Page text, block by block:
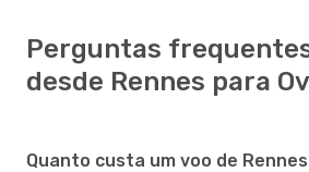
Perguntas
desde Rennes para
Quanto custa um voo de